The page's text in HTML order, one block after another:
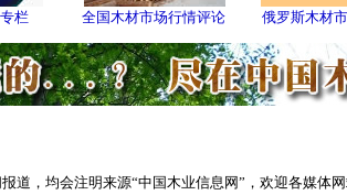
栏 全国木材市场行情评论 俄罗斯木材
道，均会注明来源“中国木业信息网”，欢迎各媒体